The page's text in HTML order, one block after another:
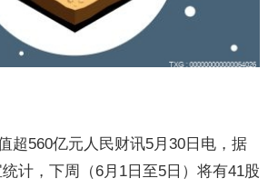
超560亿元人民财讯5月30日电，据
计，下周（6月1日至5日）将有41股